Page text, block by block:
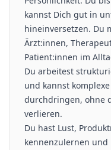
kannst Dich gut in
hineinversetzen. Du
Ärzt:innen,
Patient:innen im
Du arbeitest
und kannst
durchdringen, ohne
verlieren.
Du hast Lust,
kennenzulernen und